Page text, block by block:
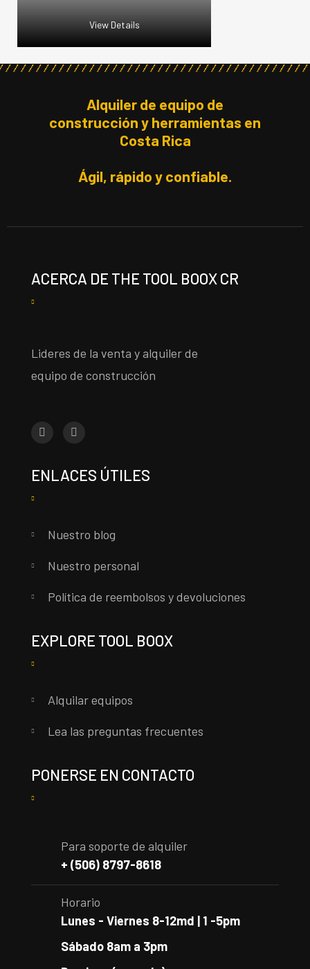
View Details
Alquiler de equipo de
construcción y herramientas en
Costa Rica
Ágil, rápido y confiable.
ACERCA DE THE TOOL BOOX CR
Lideres de la venta y alquiler de
equipo de construcción
ENLACES ÚTILES
Nuestro blog
Nuestro personal
Política de reembolsos y devoluciones
EXPLORE TOOL BOOX
Alquilar equipos
Lea las preguntas frecuentes
PONERSE EN CONTACTO
Para soporte de alquiler
+ (506) 8797-8618
Horario
Lunes - Viernes 8-12md | 1 -5pm
Sábado 8am a 3pm